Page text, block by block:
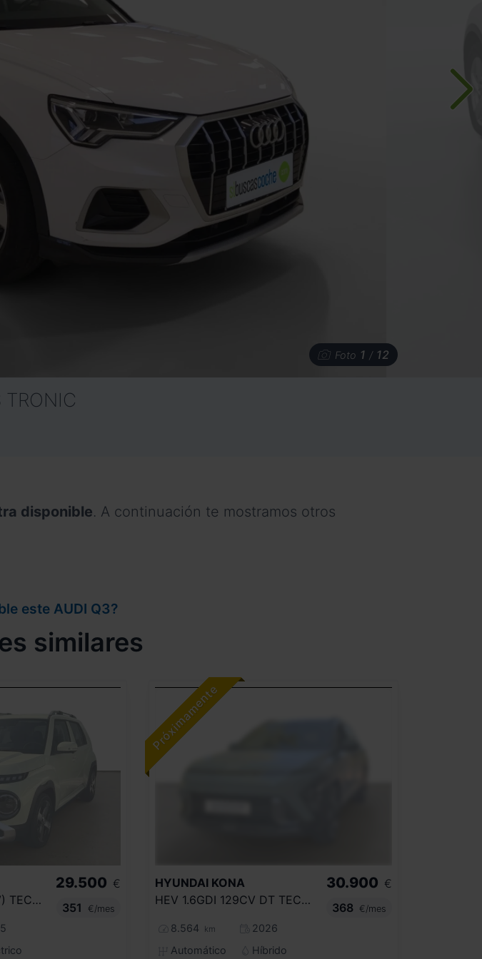
Foto 1 / 12
TRONIC
disponible. A continuación te mostramos otros
este AUDI Q3?
similares
49KWH 85KW (115CV) TECNO
29.500 €
351
€/mes
HYUNDAI KONA
HEV 1.6GDI 129CV DT TECNO
8.564 km
2026
Automático
Híbrido
30.900 €
368
€/mes